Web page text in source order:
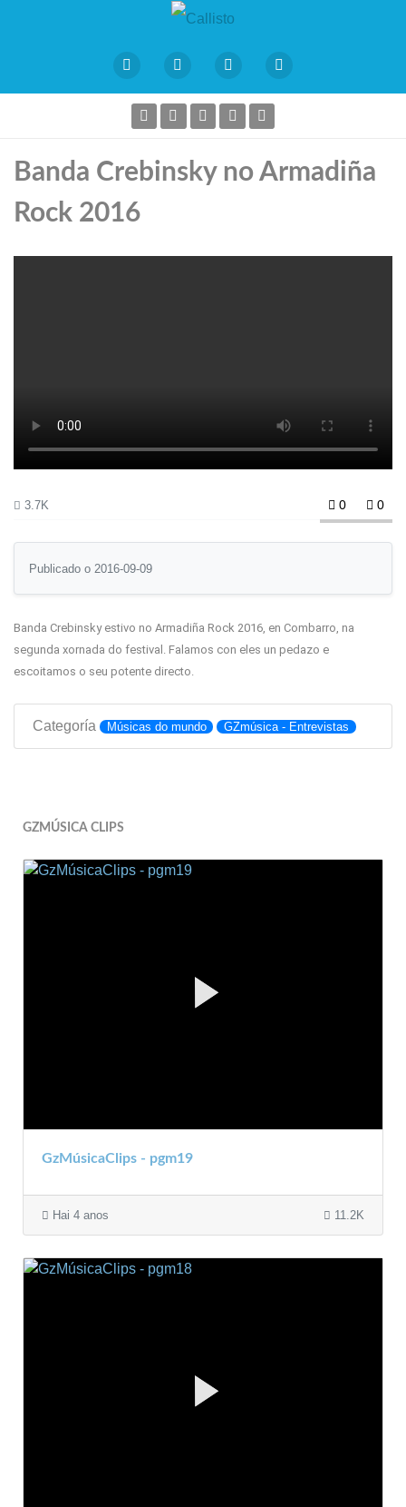
Banda Crebinsky no Armadiña
Rock 2016
3.7K 0 0
Publicado o 2016-09-09
Banda Crebinsky estivo no Armadiña Rock 2016, en Combarro, na
segunda xornada do festival. Falamos con eles un pedazo e
escoitamos o seu potente directo.
Categoría Músicas do mundo GZmúsica - Entrevistas
GZMÚSICA CLIPS
GzMúsicaClips - pgm19
Hai 4 anos 11.2K